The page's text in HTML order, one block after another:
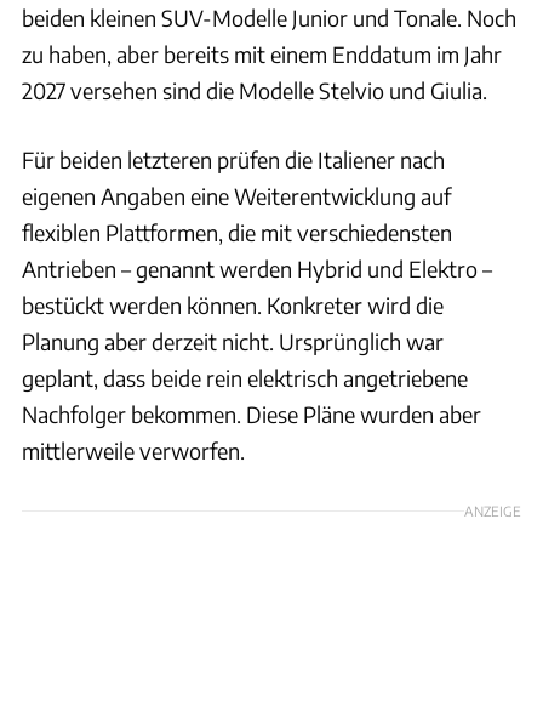
beiden kleinen SUV-Modelle Junior und Tonale. Noch
zu haben, aber bereits mit einem Enddatum im Jahr
2027 versehen sind die Modelle Stelvio und Giulia.
Für beiden letzteren prüfen die Italiener nach
eigenen Angaben eine Weiterentwicklung auf
flexiblen Plattformen, die mit verschiedensten
Antrieben – genannt werden Hybrid und Elektro –
bestückt werden können. Konkreter wird die
Planung aber derzeit nicht. Ursprünglich war
geplant, dass beide rein elektrisch angetriebene
Nachfolger bekommen. Diese Pläne wurden aber
mittlerweile verworfen.
ANZEIGE